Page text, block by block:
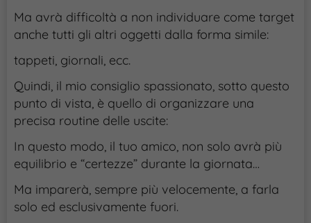
Ma avrà difficoltà a non individuare come target
anche tutti gli altri oggetti dalla forma simile:
tappeti, giornali, ecc.
Quindi, il mio consiglio spassionato, sotto questo
punto di vista, è quello di organizzare una
precisa routine delle uscite:
In questo modo, il tuo amico, non solo avrà più
equilibrio e “certezze” durante la giornata…
Ma imparerà, sempre più velocemente, a farla
solo ed esclusivamente fuori.